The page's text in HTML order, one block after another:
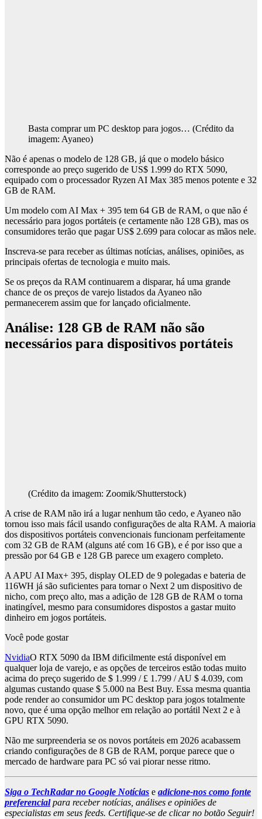
Basta comprar um PC desktop para jogos… (Crédito da
imagem: Ayaneo)
Não é apenas o modelo de 128 GB, já que o modelo básico
corresponde ao preço sugerido de US$ 1.999 do RTX 5090,
equipado com o processador Ryzen AI Max 385 menos potente e 32
GB de RAM.
Um modelo com AI Max + 395 tem 64 GB de RAM, o que não é
necessário para jogos portáteis (e certamente não 128 GB), mas os
consumidores terão que pagar US$ 2.699 para colocar as mãos nele.
Inscreva-se para receber as últimas notícias, análises, opiniões, as
principais ofertas de tecnologia e muito mais.
Se os preços da RAM continuarem a disparar, há uma grande
chance de os preços de varejo listados da Ayaneo não
permanecerem assim que for lançado oficialmente.
Análise: 128 GB de RAM não são
necessários para dispositivos portáteis
(Crédito da imagem: Zoomik/Shutterstock)
A crise de RAM não irá a lugar nenhum tão cedo, e Ayaneo não
tornou isso mais fácil usando configurações de alta RAM. A maioria
dos dispositivos portáteis convencionais funcionam perfeitamente
com 32 GB de RAM (alguns até com 16 GB), e é por isso que a
pressão por 64 GB e 128 GB parece um exagero completo.
A APU AI Max+ 395, display OLED de 9 polegadas e bateria de
116WH já são suficientes para tornar o Next 2 um dispositivo de
nicho, com preço alto, mas a adição de 128 GB de RAM o torna
inatingível, mesmo para consumidores dispostos a gastar muito
dinheiro em jogos portáteis.
Você pode gostar
NvidiaO RTX 5090 da IBM dificilmente está disponível em
qualquer loja de varejo, e as opções de terceiros estão todas muito
acima do preço sugerido de $ 1.999 / £ 1.799 / AU $ 4.039, com
algumas custando quase $ 5.000 na Best Buy. Essa mesma quantia
pode render ao consumidor um PC desktop para jogos totalmente
novo, que é uma opção melhor em relação ao portátil Next 2 e à
GPU RTX 5090.
Não me surpreenderia se os novos portáteis em 2026 acabassem
criando configurações de 8 GB de RAM, porque parece que o
mercado de hardware para PC só vai piorar nesse ritmo.
Siga o TechRadar no Google Notícias e adicione-nos como fonte
preferencialpara receber notícias, análises e opiniões de
especialistas em seus feeds. Certifique-se de clicar no botão Seguir!